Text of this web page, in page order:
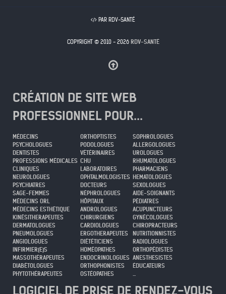
PAR RDV-SANTÉ
COPYRIGHT © 2010 - 2026 RDV-SANTÉ
CRÉATION DE SITE WEB
PROFESSIONNEL POUR...
MÉDECINS
PSYCHOLOGUES
DENTISTES
PROFESSIONS MÉDICALES
CLINIQUES
NEUROLOGUES
PSYCHIATRES
SAGE-FEMMES
MÉDECINS ORL
MÉDECINS ESTHÉTIQUE
KINÉSITHERAPEUTES
DERMATOLOGUES
PNEUMOLOGUES
ANGIOLOGUES
INFIRMIER(E)S
MASSOTHÉRAPEUTES
DIABÉTOLOGUES
PHYTOTHÉRAPEUTES
ORTHOPTISTES
PODOLOGUES
VÉTÉRINAIRES
CHU
LABORATOIRES
OPHTALMOLOGISTES
DOCTEURS
NÉPHROLOGUES
HÔPITAUX
ANDROLOGUES
CHIRURGIENS
CARDIOLOGUES
ERGOTHERAPEUTES
DIÉTÉTICIENS
HOMÉOPATHES
ENDOCRINOLOGUES
ORTHOPHONISTES
OSTÉOPATHES
SOPHROLOGUES
ALLERGOLOGUES
UROLOGUES
RHUMATOLOGUES
PHARMACIENS
HEMATOLOGUES
SEXOLOGUES
AIDE-SOIGNANTS
PÉDIATRES
ACUPUNCTEURS
GYNÉCOLOGUES
CHIROPRACTEURS
NUTRITIONNISTES
RADIOLOGUES
ORTHOPÉDISTES
ANESTHESISTES
ÉDUCATEURS
...
LOGICIEL DE PRISE DE RENDEZ-VOUS